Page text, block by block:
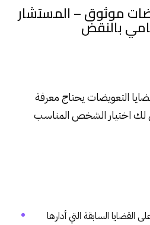
موثوق – المستشار
بالنقض
التعويضات يحتاج معرفة
لك اختيار الشخص المناسب
القضايا السابقة التي أدارها